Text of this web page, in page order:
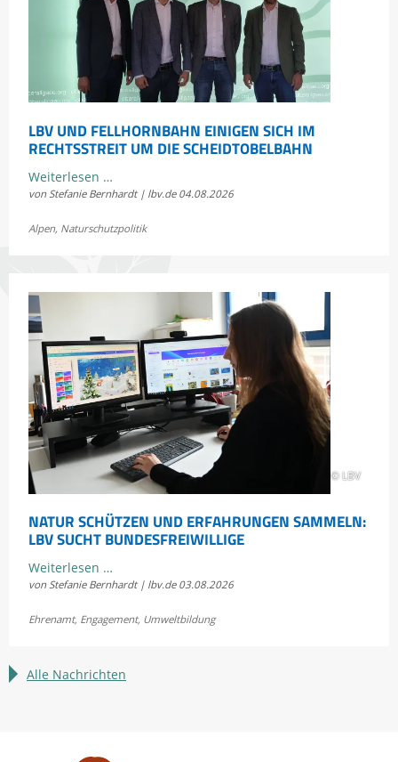
LBV UND FELLHORNBAHN EINIGEN SICH IM
RECHTSSTREIT UM DIE SCHEIDTOBELBAHN
Weiterlesen …LBV
und
einigen
die
Scheidtobelbahn
von Stefanie Bernhardt | lbv.de 04.08.2026
Alpen, Naturschutzpolitik
© LBV
NATUR SCHÜTZEN UND ERFAHRUNGEN SAMMELN:
LBV SUCHT BUNDESFREIWILLIGE
Weiterlesen …Natur
schützen
LBV
von Stefanie Bernhardt | lbv.de 03.08.2026
Ehrenamt, Engagement, Umweltbildung
Alle Nachrichten